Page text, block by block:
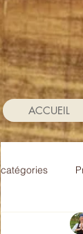
ACCUEIL
catégories
Oryoki 4 -